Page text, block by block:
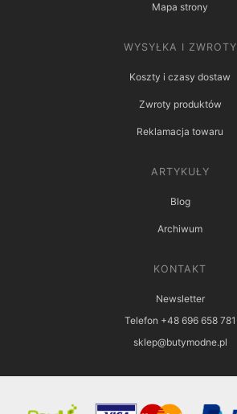
Mapa strony
WYSYŁKA I ZWROTY
Koszty i czasy dostaw
Zwroty produktów
Reklamacja towaru
ARTYKUŁY
Blog
Archiwum
KONTAKT
Newsletter
Telefon +48 696 658 781
sklep@butymodne.pl